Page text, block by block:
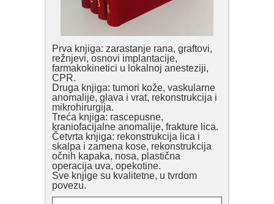
Prva knjiga: zarastanje rana, graftovi,
režnjevi, osnovi implantacije,
farmakokinetici u lokalnoj anesteziji,
CPR.
Druga knjiga: tumori kože, vaskularne
anomalije, glava i vrat, rekonstrukcija i
mikrohirurgija.
Treća knjiga: rascepusne,
kraniofacijalne anomalije, frakture lica.
Četvrta knjiga: rekonstrukcija lica i
skalpa i zamena kose, rekonstrukcija
očnih kapaka, nosa, plastična
operacija uva, opekotine.
Sve knjige su kvalitetne, u tvrdom
povezu.